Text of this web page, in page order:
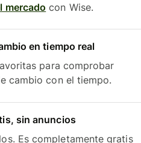
mercado con Wise.
en tiempo real
para comprobar
cambio con el tiempo.
sin anuncios
Es completamente gratis